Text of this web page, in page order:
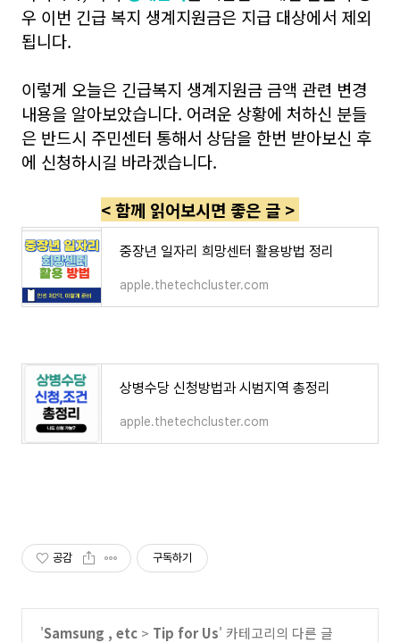
우 이번 긴급 복지 생계지원금은 지급 대상에서 제외
됩니다.
이렇게 오늘은 긴급복지 생계지원금 금액 관련 변경
내용을 알아보았습니다. 어려운 상황에 처하신 분들
은 반드시 주민센터 통해서 상담을 한번 받아보신 후
에 신청하시길 바라겠습니다.
< 함께 읽어보시면 좋은 글 >
중장년 일자리 희망센터 활용방법 정리
apple.thetechcluster.com
상병수당 신청방법과 시범지역 총정리
apple.thetechcluster.com
공감 구독하기
'Samsung , etc > Tip for Us' 카테고리의 다른 글